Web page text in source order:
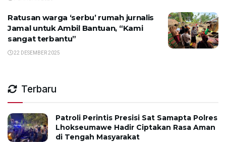
Ratusan warga ‘serbu’ rumah jurnalis
Jamal untuk Ambil Bantuan, “Kami
sangat terbantu”
22 DESEMBER 2025
Terbaru
Patroli Perintis Presisi Sat Samapta Polres
Lhokseumawe Hadir Ciptakan Rasa Aman
di Tengah Masyarakat